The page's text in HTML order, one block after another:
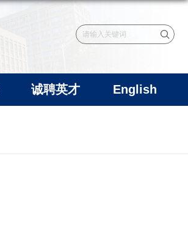
诚聘英才 English